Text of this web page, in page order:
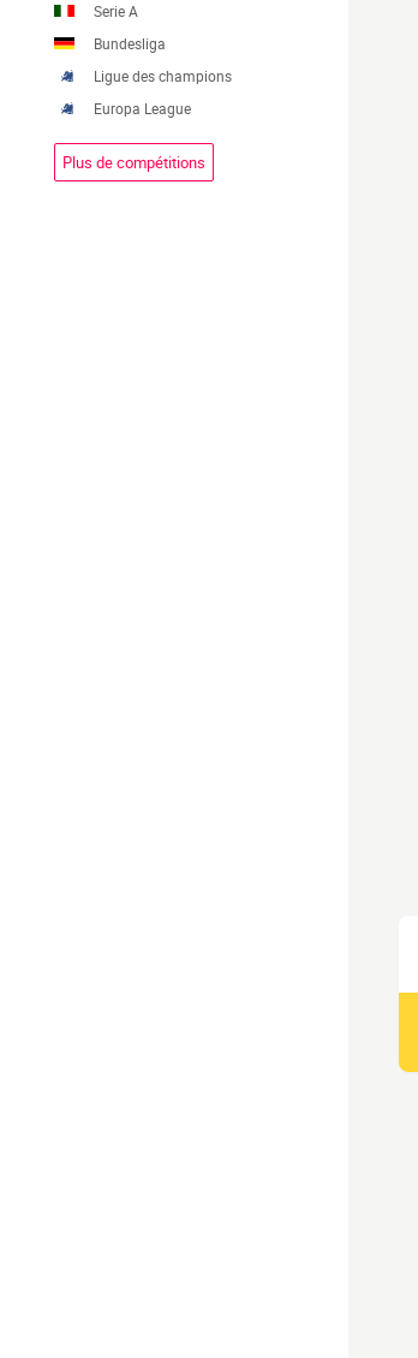
Serie A
Bundesliga
Ligue des champions
Europa League
Plus de compétitions